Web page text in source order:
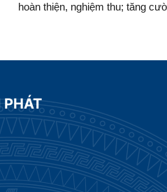
hoàn thiện, nghiệm thu; tăng
PHÁT